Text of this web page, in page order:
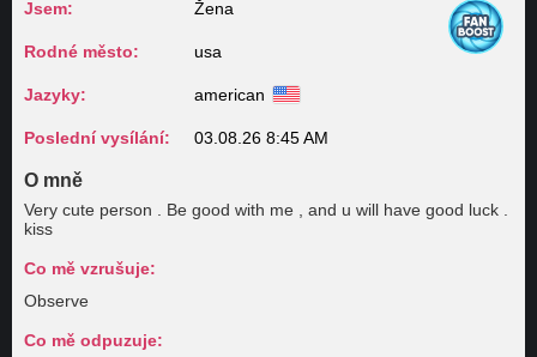
Jsem: Žena
Rodné město: usa
Jazyky: american
Poslední vysílání: 03.08.26 8:45 AM
O mně
Very cute person . Be good with me , and u will have good luck .
kiss
Co mě vzrušuje:
Observe
Co mě odpuzuje: